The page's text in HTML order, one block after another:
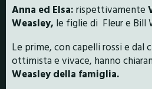
Anna ed Elsa: rispettivamente
Weasley, le figlie di Fleur e Bill
Le prime, con capelli rossi e dal
ottimista e vivace, hanno
Weasley della famiglia.